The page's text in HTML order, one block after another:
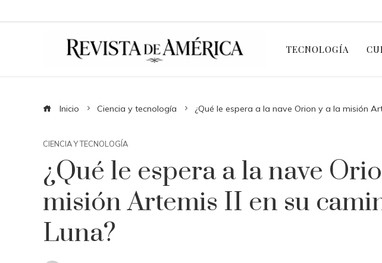
TECNOLOGÍA
Inicio Ciencia y tecnología ¿Qué le espera a la nave Orion y a la misión
CIENCIA Y TECNOLOGÍA
¿Qué le espera a la nave
misión Artemis II en su
Luna?